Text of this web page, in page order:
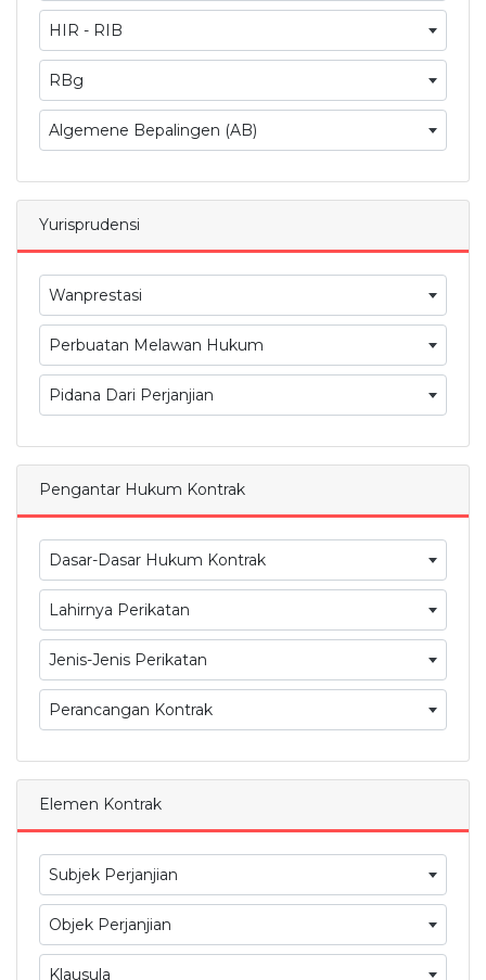
HIR - RIB
RBg
Algemene Bepalingen (AB)
Yurisprudensi
Wanprestasi
Perbuatan Melawan Hukum
Pidana Dari Perjanjian
Pengantar Hukum Kontrak
Dasar-Dasar Hukum Kontrak
Lahirnya Perikatan
Jenis-Jenis Perikatan
Perancangan Kontrak
Elemen Kontrak
Subjek Perjanjian
Objek Perjanjian
Klausula